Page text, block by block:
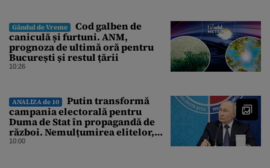
Gândul de Vreme
Cod galben de
caniculă și furtuni. ANM,
prognoza de ultimă oră pentru
București și restul țării
10:26
ANALIZA de 10
Putin transformă
campania electorală pentru
Duma de Stat în propagandă de
război. Nemulțumirea elitelor,
tratată cu indiferență la Kremlin
10:00